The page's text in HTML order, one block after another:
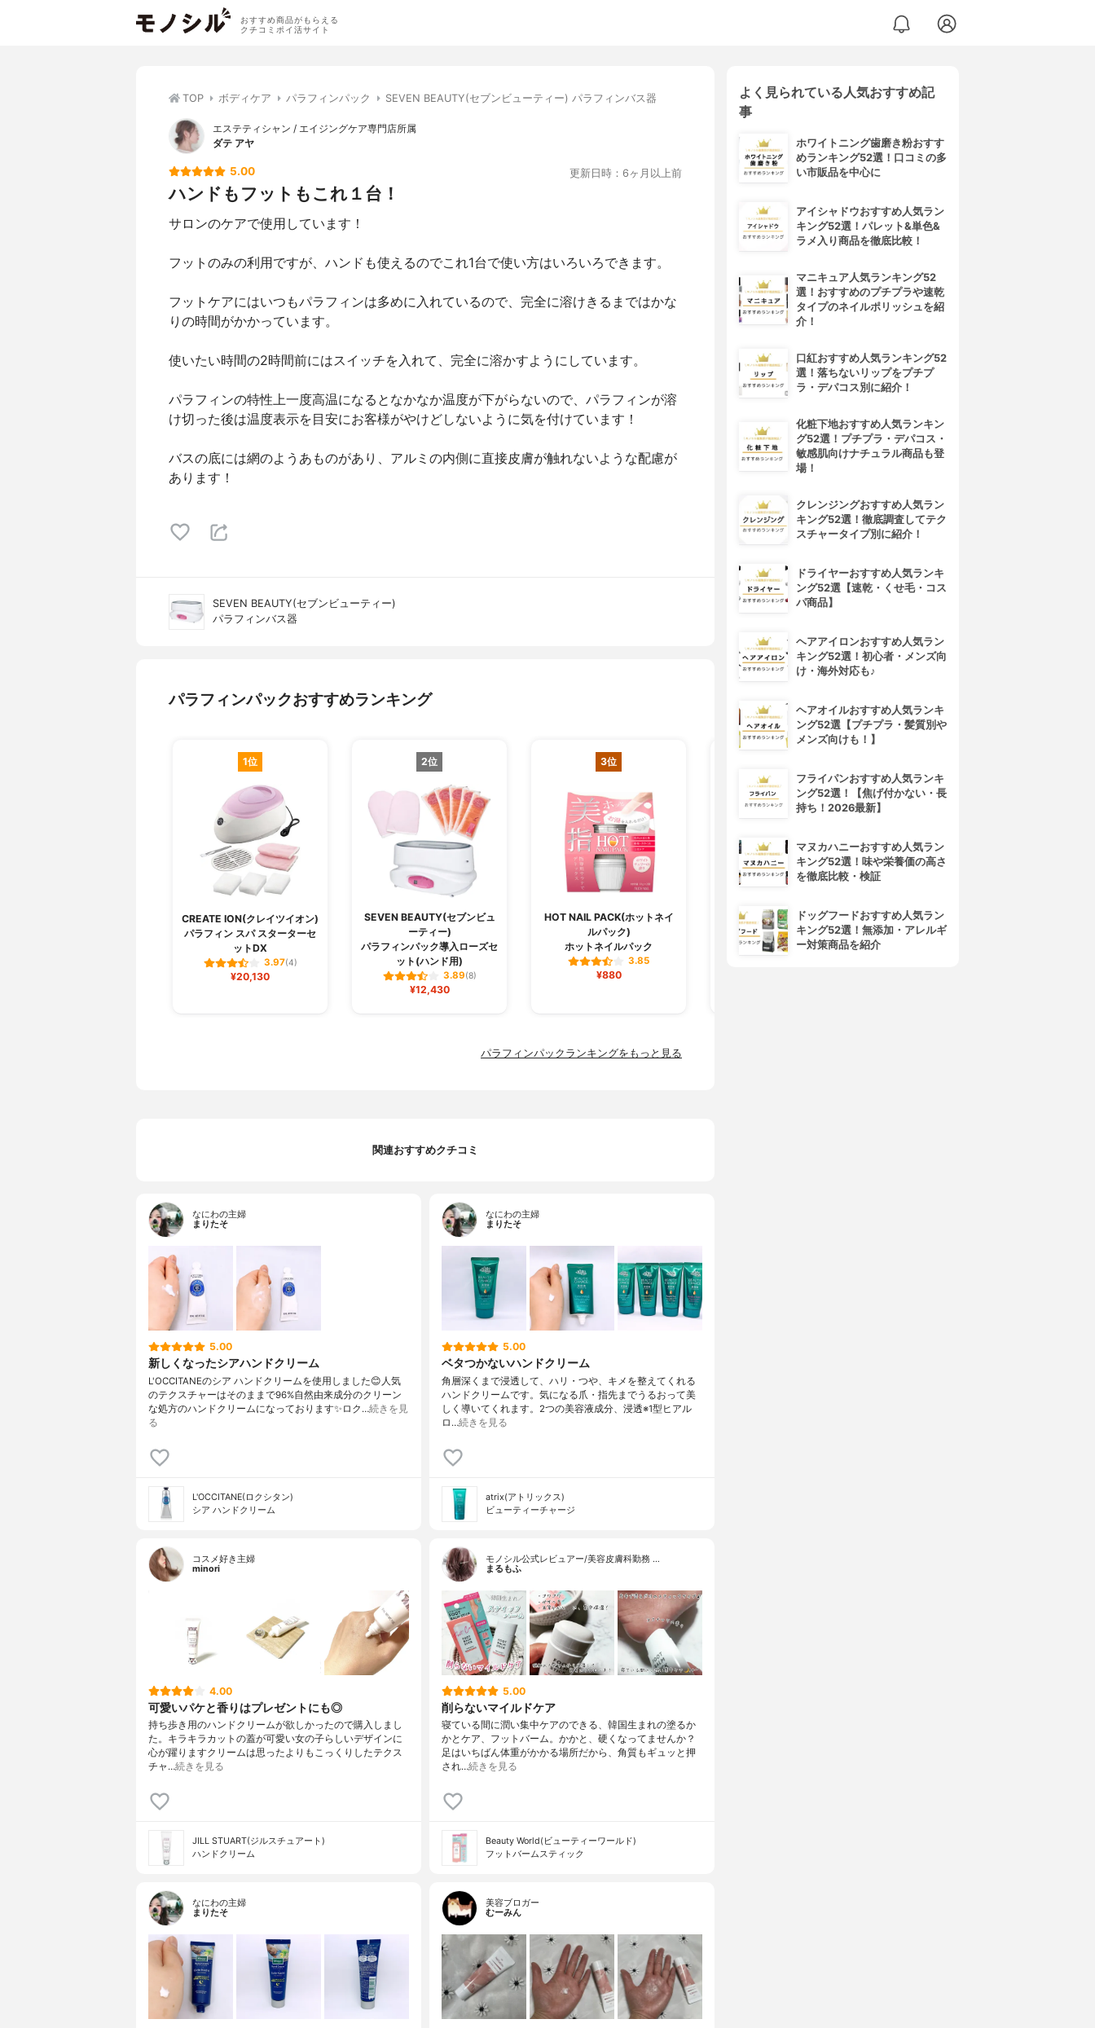
おすすめ商品がもらえる
クチコミポイ活サイト
TOP ボディケア パラフィンパック SEVEN BEAUTY(セブンビューティー) パラフィンバス器
エステティシャン / エイジングケア専門店所属
ダテ アヤ
5.00 更新日時：6ヶ月以上前
ハンドもフットもこれ１台！
サロンのケアで使用しています！
フットのみの利用ですが、ハンドも使えるのでこれ1台で使い方はいろいろできます。
フットケアにはいつもパラフィンは多めに入れているので、完全に溶けきるまではかな
りの時間がかかっています。
使いたい時間の2時間前にはスイッチを入れて、完全に溶かすようにしています。
パラフィンの特性上一度高温になるとなかなか温度が下がらないので、パラフィンが溶
け切った後は温度表示を目安にお客様がやけどしないように気を付けています！
バスの底には網のようあものがあり、アルミの内側に直接皮膚が触れないような配慮が
あります！
SEVEN BEAUTY(セブンビューティー)
パラフィンバス器
パラフィンパックおすすめランキング
1位
CREATE ION(クレイツイオン)
パラフィン スパ スターターセ
ットDX
3.97(4)
¥20,130
2位
SEVEN BEAUTY(セブンビュ
ーティー)
パラフィンパック導入ローズセ
ット(ハンド用)
3.89(8)
¥12,430
3位
HOT NAIL PACK(ホットネイ
ルパック)
ホットネイルパック
3.85
¥880
THERABATH(セラバス)
セラバス(パラフィンピーチ6P
入)
素数(Sosu)
パラフィンガーモイストパック
パラフィンパックランキングをもっと見る
関連おすすめクチコミ
なにわの主婦
まりたそ
5.00
新しくなったシアハンドクリーム
L'OCCITANEのシア ハンドクリームを使用しました😊人気
のテクスチャーはそのままで96%自然由来成分のクリーン
な処方のハンドクリームになっております✨ロク…続きを見
る
L'OCCITANE(ロクシタン)
シア ハンドクリーム
なにわの主婦
まりたそ
5.00
ベタつかないハンドクリーム
角層深くまで浸透して、ハリ・つや、キメを整えてくれる
ハンドクリームです。気になる爪・指先までうるおって美
しく導いてくれます。2つの美容液成分、浸透※1型ヒアル
ロ…続きを見る
atrix(アトリックス)
ビューティーチャージ
コスメ好き主婦
minori
4.00
可愛いパケと香りはプレゼントにも◎
持ち歩き用のハンドクリームが欲しかったので購入しまし
た。キラキラカットの蓋が可愛い女の子らしいデザインに
心が躍りますクリームは思ったよりもこっくりしたテクス
チャ…続きを見る
JILL STUART(ジルスチュアート)
ハンドクリーム
モノシル公式レビュアー/美容皮膚科勤務 …
まるもふ
5.00
削らないマイルドケア
寝ている間に潤い集中ケアのできる、韓国生まれの塗るか
かとケア、フットバーム。かかと、硬くなってませんか？
足はいちばん体重がかかる場所だから、角質もギュッと押
され…続きを見る
Beauty World(ビューティーワールド)
フットバームスティック
なにわの主婦
まりたそ
美容ブロガー
むーみん
よく見られている人気おすすめ記
事
ホワイトニング歯磨き粉おすす
めランキング52選！口コミの多
い市販品を中心に
アイシャドウおすすめ人気ラン
キング52選！パレット&単色&
ラメ入り商品を徹底比較！
マニキュア人気ランキング52
選！おすすめのプチプラや速乾
タイプのネイルポリッシュを紹
介！
口紅おすすめ人気ランキング52
選！落ちないリップをプチプ
ラ・デパコス別に紹介！
化粧下地おすすめ人気ランキン
グ52選！プチプラ・デパコス・
敏感肌向けナチュラル商品も登
場！
クレンジングおすすめ人気ラン
キング52選！徹底調査してテク
スチャータイプ別に紹介！
ドライヤーおすすめ人気ランキ
ング52選【速乾・くせ毛・コス
パ商品】
ヘアアイロンおすすめ人気ラン
キング52選！初心者・メンズ向
け・海外対応も♪
ヘアオイルおすすめ人気ランキ
ング52選【プチプラ・髪質別や
メンズ向けも！】
フライパンおすすめ人気ランキ
ング52選！【焦げ付かない・長
持ち！2026最新】
マヌカハニーおすすめ人気ラン
キング52選！味や栄養価の高さ
を徹底比較・検証
ドッグフードおすすめ人気ラン
キング52選！無添加・アレルギ
ー対策商品を紹介